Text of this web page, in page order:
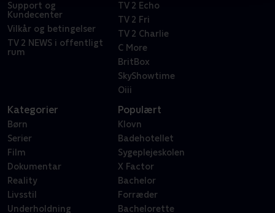
Support og
Kundecenter
Vilkår og betingelser
TV 2 NEWS i offentligt
rum
TV 2 Echo
TV 2 Fri
TV 2 Charlie
C More
BritBox
SkyShowtime
Oiii
Kategorier
Børn
Serier
Film
Dokumentar
Reality
Livsstil
Underholdning
Populært
Klovn
Badehotellet
Sygeplejeskolen
X Factor
Bachelor
Forræder
Bachelorette